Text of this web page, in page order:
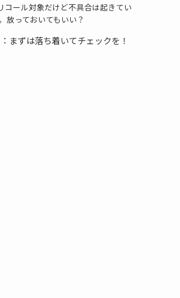
コール対象だけど不具合は起きてい
放っておいてもいい？
まずは落ち着いてチェックを！